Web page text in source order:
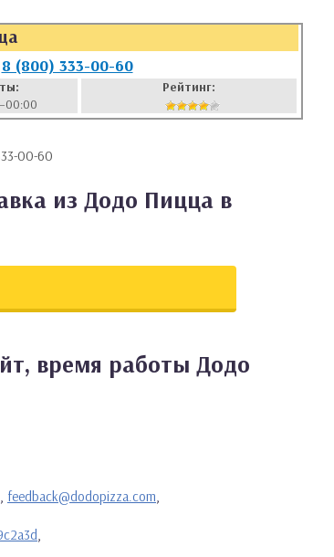
8 (800) 333-00-60
Рейтинг:
00-60
из Додо Пицца в
время работы Додо
, feedback@dodopizza.com,